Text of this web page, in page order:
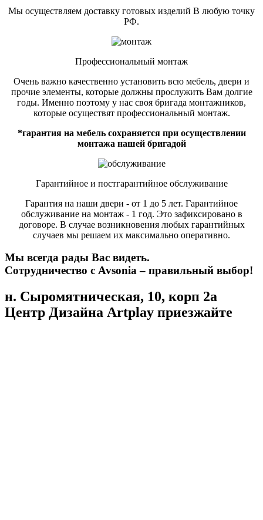
Мы осуществляем доставку готовых изделий В любую точку
РФ.
Профессиональный монтаж
Очень важно качественно установить всю мебель, двери и
прочие элементы, которые должны прослужить Вам долгие
годы. Именно поэтому у нас своя бригада монтажников,
которые осуществят профессиональный монтаж.
*гарантия на мебель сохраняется при осуществлении
монтажа нашей бригадой
Гарантийное и постгарантийное обслуживание
Гарантия на наши двери - от 1 до 5 лет. Гарантийное
обслуживание на монтаж - 1 год. Это зафиксировано в
договоре. В случае возникновения любых гарантийных
случаев мы решаем их максимально оперативно.
Мы всегда рады Вас видеть.
Сотрудничество с Avsonia – правильный выбор!
н. Сыромятническая, 10, корп 2а
Центр Дизайна Artplay приезжайте